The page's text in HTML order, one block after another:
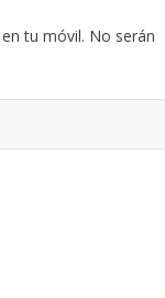
tu móvil. No serán